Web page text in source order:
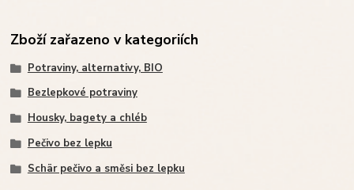
Zboží zařazeno v kategoriích
Potraviny, alternativy, BIO
Bezlepkové potraviny
Housky, bagety a chléb
Pečivo bez lepku
Schär pečivo a směsi bez lepku